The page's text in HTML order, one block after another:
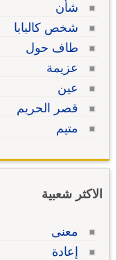
شأن
شخص كالبابا
طاف حول
عزيمة
عين
قصر الحريم
متيم
الاكثر شعبية
معنى
إعادة